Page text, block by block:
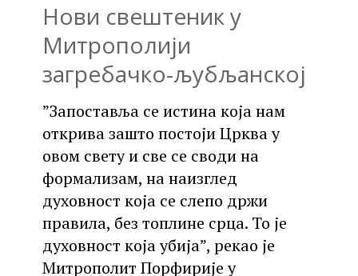
Нови свештеник у
Митрополији
загребачко-љубљанској
”Запоставља се истина која нам
открива зашто постоји Црква у
овом свету и све се своди на
формализам, на наизглед
духовност која се слепо држи
правила, без топлине срца. То је
духовност која убија”, рекао је
Митрополит Порфирије у